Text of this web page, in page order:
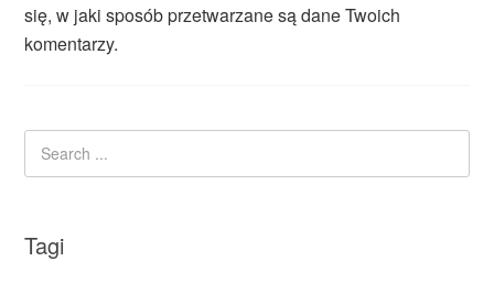
się, w jaki sposób przetwarzane są dane Twoich
komentarzy.
Tagi